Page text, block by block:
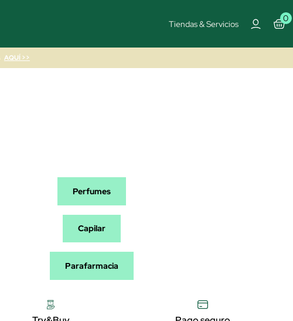
Tiendas & Servicios
0
AQUÍ >>
Perfumes
Capilar
Parafarmacia